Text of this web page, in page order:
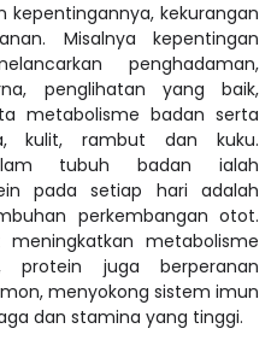
kepentingannya, kekurangan
Misalnya kepentingan
penghadaman,
penglihatan yang baik,
metabolisme badan serta
kulit, rambut dan kuku.
tubuh badan ialah
pada setiap hari adalah
perkembangan otot.
metabolisme
juga berperanan
menyokong sistem imun
dan stamina yang tinggi.